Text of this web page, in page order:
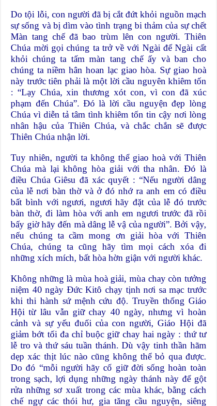
Do tội lỗi, con người đã bị cắt đứt khỏi nguồn mạch
sự sống và bị dìm vào tình trạng bi thảm của sự chết
Màn tang chế đã bao trùm lên con người. Thiên
Chúa mời gọi chúng ta trở về với Ngài để Ngài cất
khỏi chúng ta tấm màn tang chế ấy và ban cho
chúng ta niềm hân hoan lạc giao hòa. Sự giao hoà
này trước tiên phải là một lời cầu nguyên khiêm tốn
: “Lạy Chúa, xin thương xót con, vì con đã xúc
phạm đến Chúa”. Đó là lời cầu nguyện đẹp lòng
Chúa vì diễn tả tâm tình khiêm tốn tin cậy nơi lòng
nhân hậu của Thiên Chúa, và chắc chắn sẽ được
Thiên Chúa nhận lời.
Tuy nhiên, người ta không thể giao hoà với Thiên
Chúa mà lại không hòa giải với tha nhân. Đó là
điều Chúa Giêsu đã xác quyết : “Nếu người dâng
của lễ nơi bàn thờ và ở đó nhớ ra anh em có điều
bất bình với ngươi, ngươi hãy đặt của lễ đó trước
bàn thờ, đi làm hòa với anh em ngươi trước đã rồi
bấy giờ hãy đến mà dâng lễ vậ của người”. Bởi vậy,
nếu chúng ta cầm mong ơn giải hòa với Thiên
Chúa, chúng ta cũng hãy tìm mọi cách xóa đi
những xích mích, bất hòa hờn giận với người khác.
Không những là mùa hoà giải, mùa chay còn tưởng
niệm 40 ngày Đức Kitô chạy tịnh nơi sa mạc trước
khi thi hành sứ mệnh cứu độ. Truyền thống Giáo
Hội từ lâu vẫn giữ chay 40 ngày, nhưng vì hoàn
cảnh và sự yếu đuối của con người, Giáo Hội đã
giảm bớt tối đa chỉ buộc giữ chay hai ngày : thứ tư
lễ tro và thứ sáu tuần thánh. Dù vậy tinh thần hãm
dẹp xác thịt lúc nào cũng không thể bỏ qua được.
Do đó “mỗi người hãy cố giữ đời sống hoàn toàn
trong sạch, lợi dụng những ngày thánh này để gột
rửa những sơ xuất trong các mùa khác, bằng cách
chế ngự các thói hư, gia tăng cầu nguyện, siêng